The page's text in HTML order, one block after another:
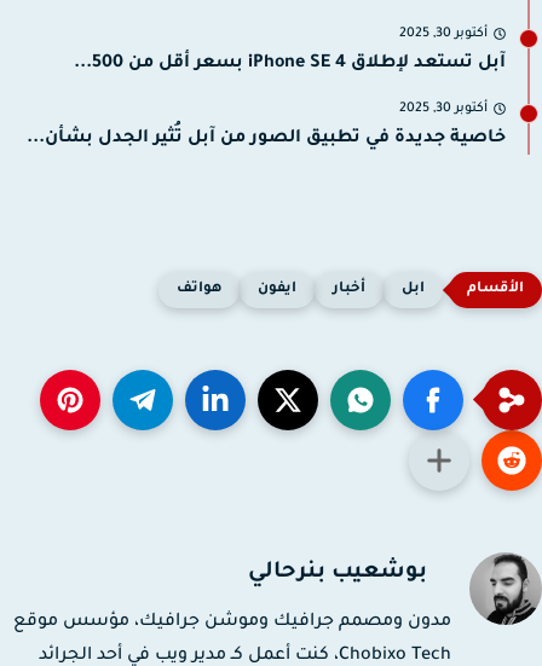
أكتوبر 30, 2025
آبل تستعد لإطلاق iPhone SE 4 بسعر أقل من 500...
أكتوبر 30, 2025
خاصية جديدة في تطبيق الصور من آبل تُثير الجدل بشأن...
ابل أخبار ايفون هواتف
بوشعيب بنرحالي
مدون ومصمم جرافيك وموشن جرافيك، مؤسس موقع
Chobixo Tech، كنت أعمل كـ مدير ويب في أحد الجرائد